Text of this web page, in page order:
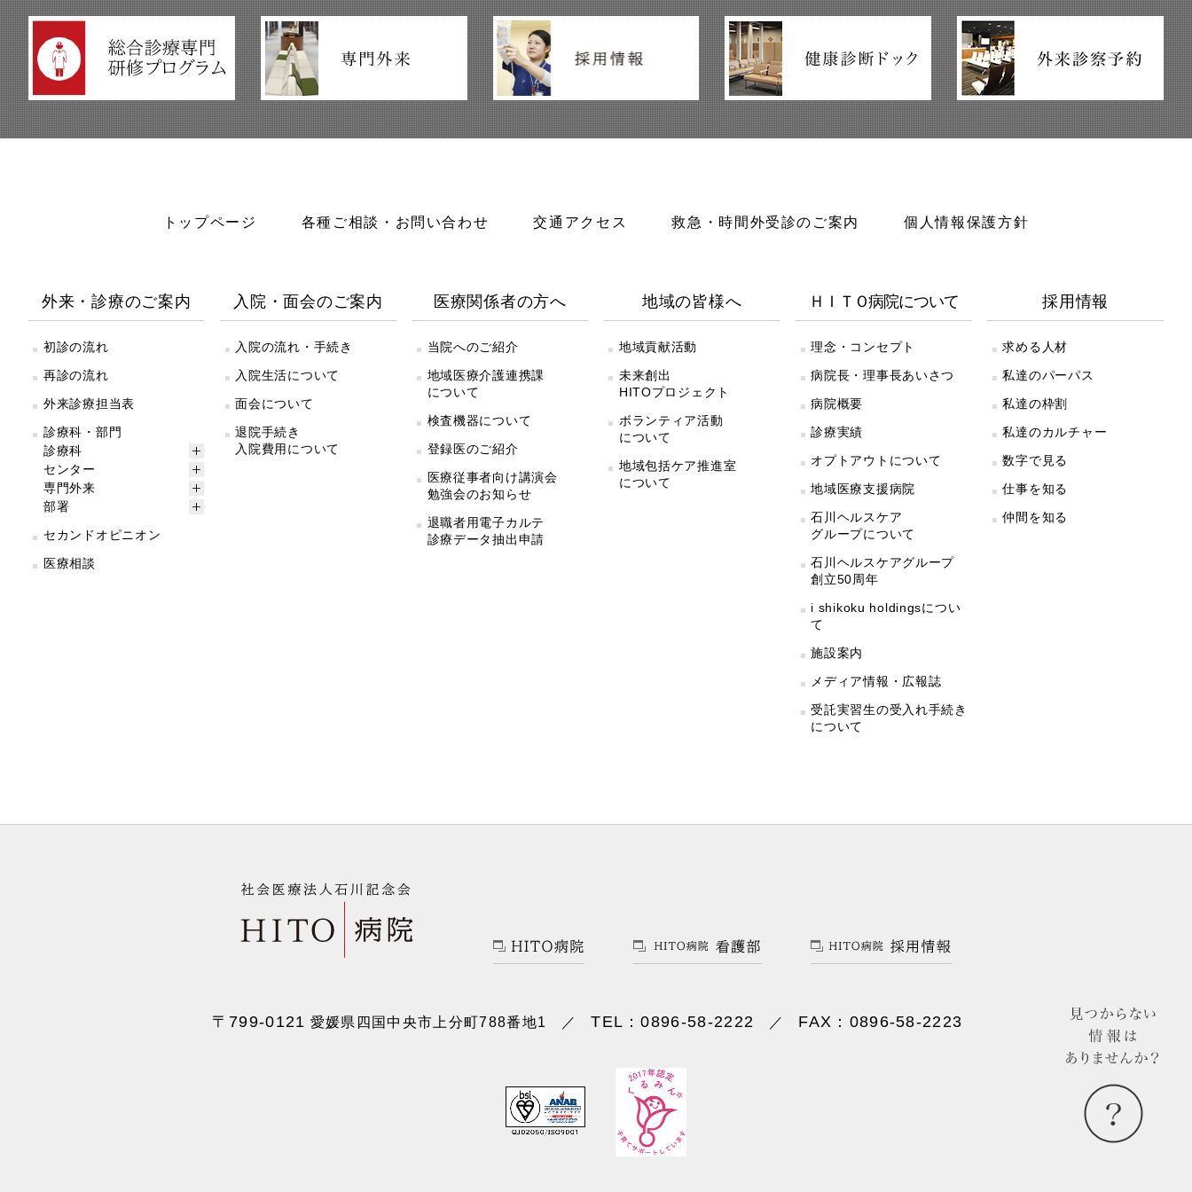
トップページ 各種ご相談・お問い合わせ 交通アクセス 救急・時間外受診のご案内 個人情報保護方針
外来・診療のご案内
初診の流れ
再診の流れ
外来診療担当表
診療科・部門
診療科
センター
専門外来
部署
セカンドオピニオン
医療相談
入院・面会のご案内
入院の流れ・手続き
入院生活について
面会について
退院手続き
入院費用について
医療関係者の方へ
当院へのご紹介
地域医療介護連携課
について
検査機器について
登録医のご紹介
医療従事者向け講演会
勉強会のお知らせ
退職者用電子カルテ
診療データ抽出申請
地域の皆様へ
地域貢献活動
未来創出
HITOプロジェクト
ボランティア活動
について
地域包括ケア推進室
について
ＨＩＴＯ病院について
理念・コンセプト
病院長・理事長あいさつ
病院概要
診療実績
オプトアウトについて
地域医療支援病院
石川ヘルスケア
グループについて
石川ヘルスケアグループ
創立50周年
i shikoku holdingsについ
て
施設案内
メディア情報・広報誌
受託実習生の受入れ手続き
について
採用情報
求める人材
私達のパーパス
私達の枠割
私達のカルチャー
数字で見る
仕事を知る
仲間を知る
〒799-0121 愛媛県四国中央市上分町788番地1 ／ TEL：0896-58-2222 ／ FAX：0896-58-2223